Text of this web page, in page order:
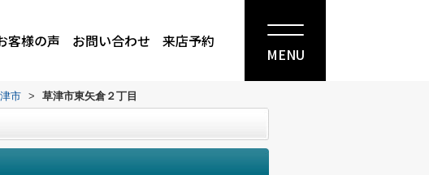
客様の声 お問い合わせ 来店予約
MENU
市 > 草津市東矢倉２丁目